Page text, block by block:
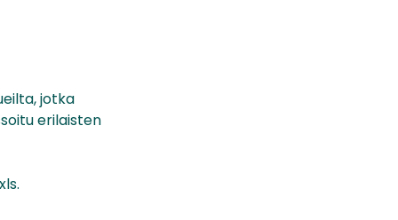
jotka
erilaisten